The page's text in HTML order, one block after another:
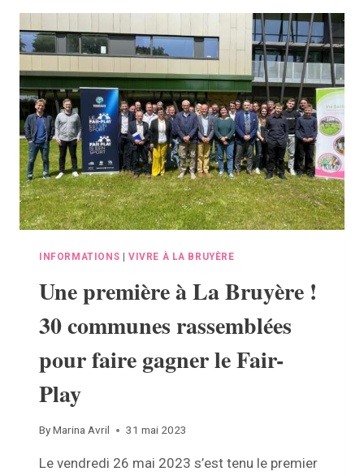
JUILLET
2023
INFORMATIONS | VIVRE À LA BRUYÈRE
Une première à La Bruyère !
30 communes rassemblées
pour faire gagner le Fair-
Play
ByMarina Avril 31 mai 2023
Le vendredi 26 mai 2023 s’est tenu le premier